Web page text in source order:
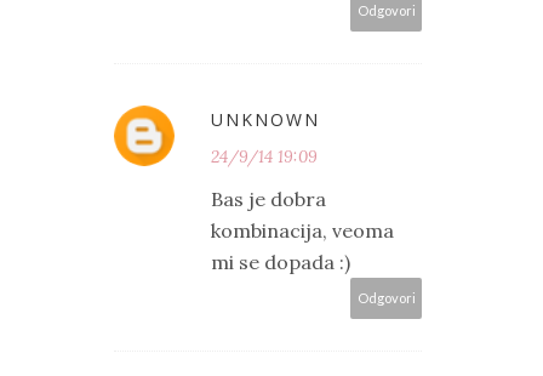
Odgovori
UNKNOWN
24/9/14 19:09
Bas je dobra
kombinacija, veoma
mi se dopada :)
Odgovori